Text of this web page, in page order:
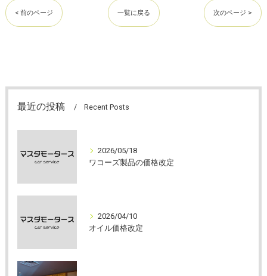
< 前のページ 一覧に戻る 次のページ >
最近の投稿 Recent Posts
2026/05/18
ワコーズ製品の価格改定
2026/04/10
オイル価格改定